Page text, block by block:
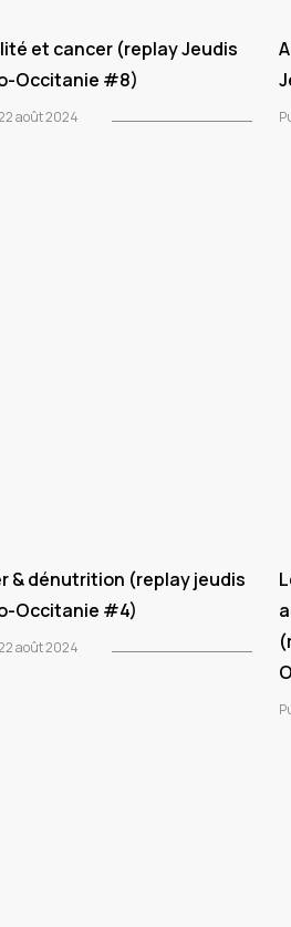
et cancer (replay Jeudis
Occitanie #8)
août 2024
& dénutrition (replay jeudis
Occitanie #4)
août 2024